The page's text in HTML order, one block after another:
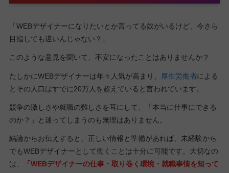
「WEBデザイナーになりたいとか言ってる奴がいるけど、今さら
目指しても遅いんじゃない？」
このような意見を聞いて、不安になったことはありませんか？
たしかにWEBデザイナーは年々人気が高まり、 厚生労働省による
とその人口はすでに20万人を超えていると言われています。
競争の激しさや就職の難しさを耳にして、「本当に仕事にできる
のか？」と迷ってしまうのも無理はありません。
結論からお伝えすると、正しい情報と準備があれば、未経験から
でもWEBデザイナーとして働くことは十分に可能です。大切なの
は、
「WEBデザイナーの仕事・取り巻く環境・就職事情を知って